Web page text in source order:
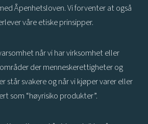
Åpenhetsloven. Vi forventer at også
våre etiske prinsipper.
når vi har virksomhet eller
der menneskerettigheter og
står svakere og når vi kjøper varer eller
som “høyrisiko produkter”.